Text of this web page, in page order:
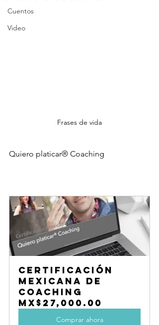
Cuentos
Video
Frases de vida
Quiero platicar® Coaching
Certificación
Mexicana de
Coaching
MX$27,000.00
Comprar ahora